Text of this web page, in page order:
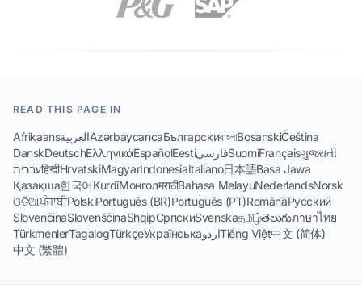
READ THIS PAGE IN
AfrikaansالعربيةAzərbaycancaБългарскиবাংলাBosanskiČeština
DanskDeutschΕλληνικάEspañolEestiفارسیSuomiFrançaisગુજરાતી
עבריתहिन्दीHrvatskiMagyarIndonesiaItaliano日本語Basa Jawa
Қазақша한국어KurdîМонголमराठीBahasa MelayuNederlandsNorsk
ଓଡିଆਪੰਜਾਬੀPolskiPortuguês (BR)Português (PT)RomânăРусский
SlovenčinaSlovenščinaShqipСрпскиSvenskaதமிழ்తెలుగుภาษาไทย
TürkmenlerTagalogTürkçeУкраїнськаاردوTiếng Việt中文 (简体)
中文 (繁體)